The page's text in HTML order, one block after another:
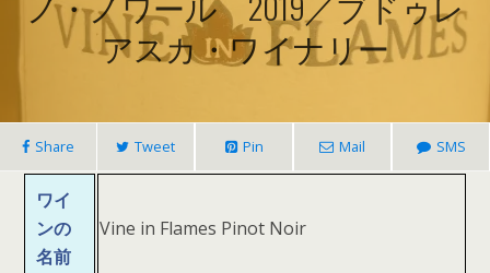
アスカ・ワイナリー
Share Tweet Pin Mail SMS
ワイ
ンの
名前
Vine in Flames Pinot Noir